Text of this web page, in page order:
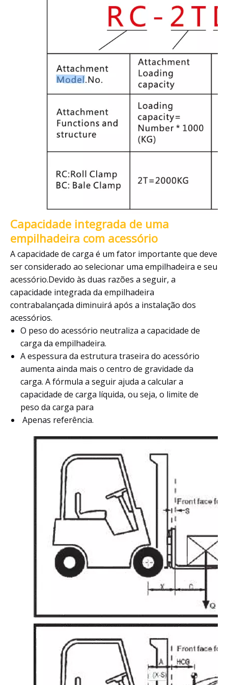
Capacidade integrada de uma
empilhadeira com acessório
A capacidade de carga é um fator importante que deve
ser considerado ao selecionar uma empilhadeira e seu
acessório.Devido às duas razões a seguir, a
capacidade integrada da empilhadeira
contrabalançada diminuirá após a instalação dos
acessórios.
O peso do acessório neutraliza a capacidade de
carga da empilhadeira.
A espessura da estrutura traseira do acessório
aumenta ainda mais o centro de gravidade da
carga. A fórmula a seguir ajuda a calcular a
capacidade de carga líquida, ou seja, o limite de
peso da carga para
Apenas referência.